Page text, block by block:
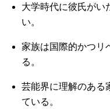
大学時代に彼氏がい
い。
家族は国際的かつリ
る。
芸能界に理解のある
ている。